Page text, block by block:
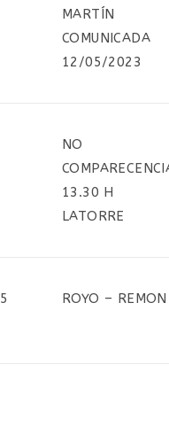
MARTÍN
COMUNICADA
12/05/2023
NO
13.30 H
LATORRE
5 ROYO – REMON